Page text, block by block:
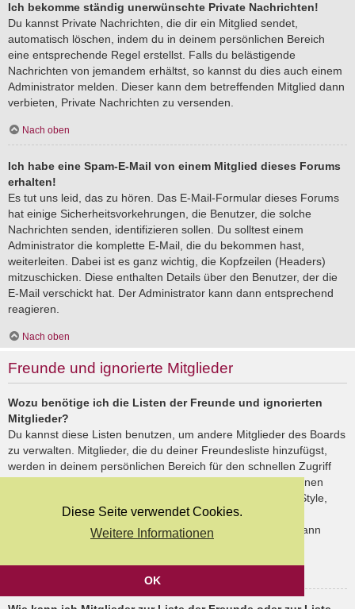
Diese Seite verwendet Cookies.
Weitere Informationen
OK
Ich bekomme ständig unerwünschte Private Nachrichten!
Du kannst Private Nachrichten, die dir ein Mitglied sendet,
automatisch löschen, indem du in deinem persönlichen Bereich
eine entsprechende Regel erstellst. Falls du belästigende
Nachrichten von jemandem erhältst, so kannst du dies auch einem
Administrator melden. Dieser kann dem betreffenden Mitglied dann
verbieten, Private Nachrichten zu versenden.
Nach oben
Ich habe eine Spam-E-Mail von einem Mitglied dieses Forums
erhalten!
Es tut uns leid, das zu hören. Das E-Mail-Formular dieses Forums
hat einige Sicherheitsvorkehrungen, die Benutzer, die solche
Nachrichten senden, identifizieren sollen. Du solltest einem
Administrator die komplette E-Mail, die du bekommen hast,
weiterleiten. Dabei ist es ganz wichtig, die Kopfzeilen (Headers)
mitzuschicken. Diese enthalten Details über den Benutzer, der die
E-Mail verschickt hat. Der Administrator kann dann entsprechend
reagieren.
Nach oben
Freunde und ignorierte Mitglieder
Wozu benötige ich die Listen der Freunde und ignorierten
Mitglieder?
Du kannst diese Listen benutzen, um andere Mitglieder des Boards
zu verwalten. Mitglieder, die du deiner Freundesliste hinzufügst,
werden in deinem persönlichen Bereich für den schnellen Zugriff
aufgelistet. Du siehst dort deren Onlinestatus und kannst ihnen
schnell eine Private Nachricht senden. Abhängig von dem Style,
den du verwendest, können Beiträge deiner Freunde auch
hervorgehoben sein. Wenn du einen Benutzer ignorierst, dann